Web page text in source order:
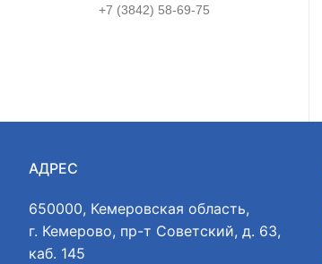
+7 (3842) 58-69-75
АДРЕС
650000, Кемеровская область,
г. Кемерово, пр-т Советский, д. 63,
каб. 145